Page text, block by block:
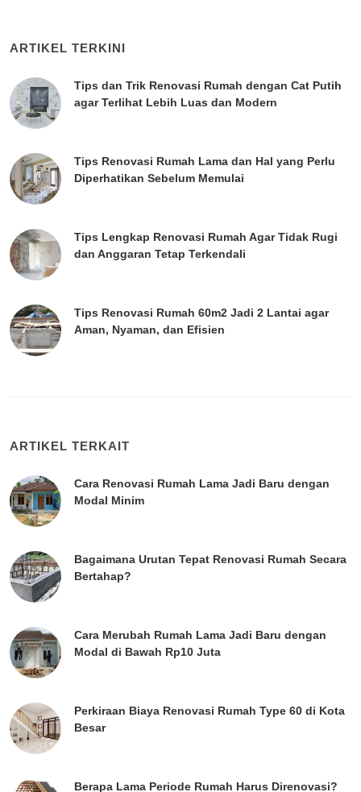
ARTIKEL TERKINI
Tips dan Trik Renovasi Rumah dengan Cat Putih
agar Terlihat Lebih Luas dan Modern
Tips Renovasi Rumah Lama dan Hal yang Perlu
Diperhatikan Sebelum Memulai
Tips Lengkap Renovasi Rumah Agar Tidak Rugi
dan Anggaran Tetap Terkendali
Tips Renovasi Rumah 60m2 Jadi 2 Lantai agar
Aman, Nyaman, dan Efisien
ARTIKEL TERKAIT
Cara Renovasi Rumah Lama Jadi Baru dengan
Modal Minim
Bagaimana Urutan Tepat Renovasi Rumah Secara
Bertahap?
Cara Merubah Rumah Lama Jadi Baru dengan
Modal di Bawah Rp10 Juta
Perkiraan Biaya Renovasi Rumah Type 60 di Kota
Besar
Berapa Lama Periode Rumah Harus Direnovasi?